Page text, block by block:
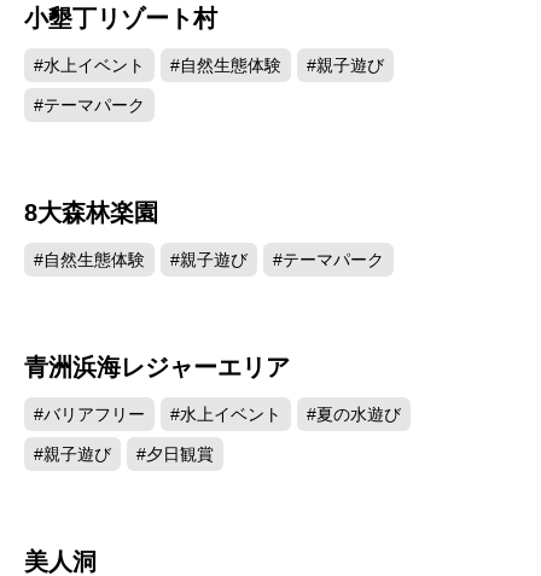
小墾丁リゾート村
#水上イベント #自然生態体験 #親子遊び
#テーマパーク
8大森林楽園
#自然生態体験 #親子遊び #テーマパーク
青洲浜海レジャーエリア
#バリアフリー #水上イベント #夏の水遊び
#親子遊び #夕日観賞
美人洞